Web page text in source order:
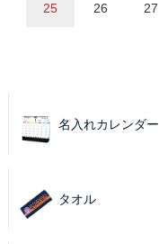
25 26 27
名入れカレンダー
タオル